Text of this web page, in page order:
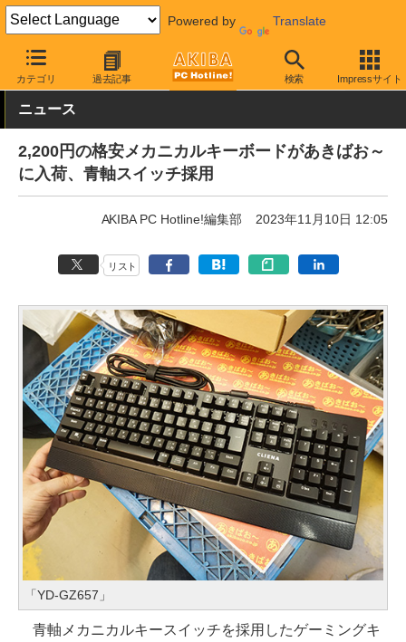
Powered by Translate
カテゴリ 過去記事 検索 Impressサイト
AKIBA PC Hotline! PC周辺機器 キーボード その他
ニュース
2,200円の格安メカニカルキーボードがあきばお～
に入荷、青軸スイッチ採用
AKIBA PC Hotline!編集部 2023年11月10日 12:05
リスト
「YD-GZ657」
青軸メカニカルキースイッチを採用したゲーミングキ